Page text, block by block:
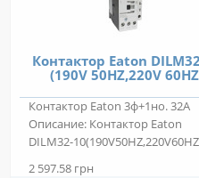
Контактор Eaton
(190V 50HZ,220V
Контактор Eaton 3ф+1но. 32А
Описание: Контактор Eaton
DILM32-
2 597.58 грн